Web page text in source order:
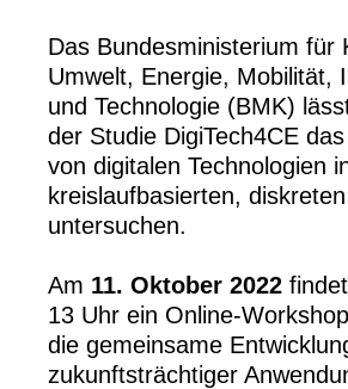
Das Bundesministerium für
Umwelt, Energie, Mobilität,
und Technologie (BMK)
der Studie DigiTech4CE
von digitalen Technologien
kreislaufbasierten,
untersuchen.
Am 11. Oktober 2022
13 Uhr ein Online-
die gemeinsame
zukunftsträchtiger